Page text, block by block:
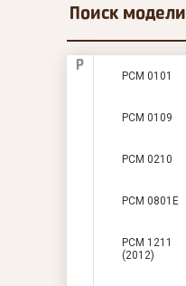
Поиск модели
P
PCM 0101
PCM 0109
PCM 0210
PCM 0801E
PCM 1211
(2012)